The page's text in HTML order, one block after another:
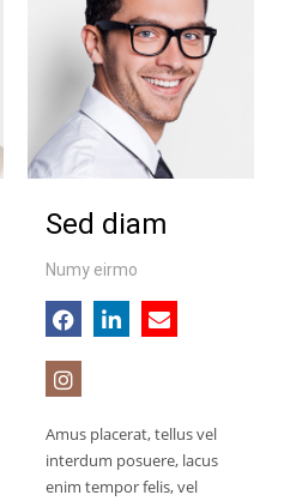
Sed diam
Numy eirmo
Amus placerat, tellus vel
interdum posuere, lacus
enim tempor felis, vel